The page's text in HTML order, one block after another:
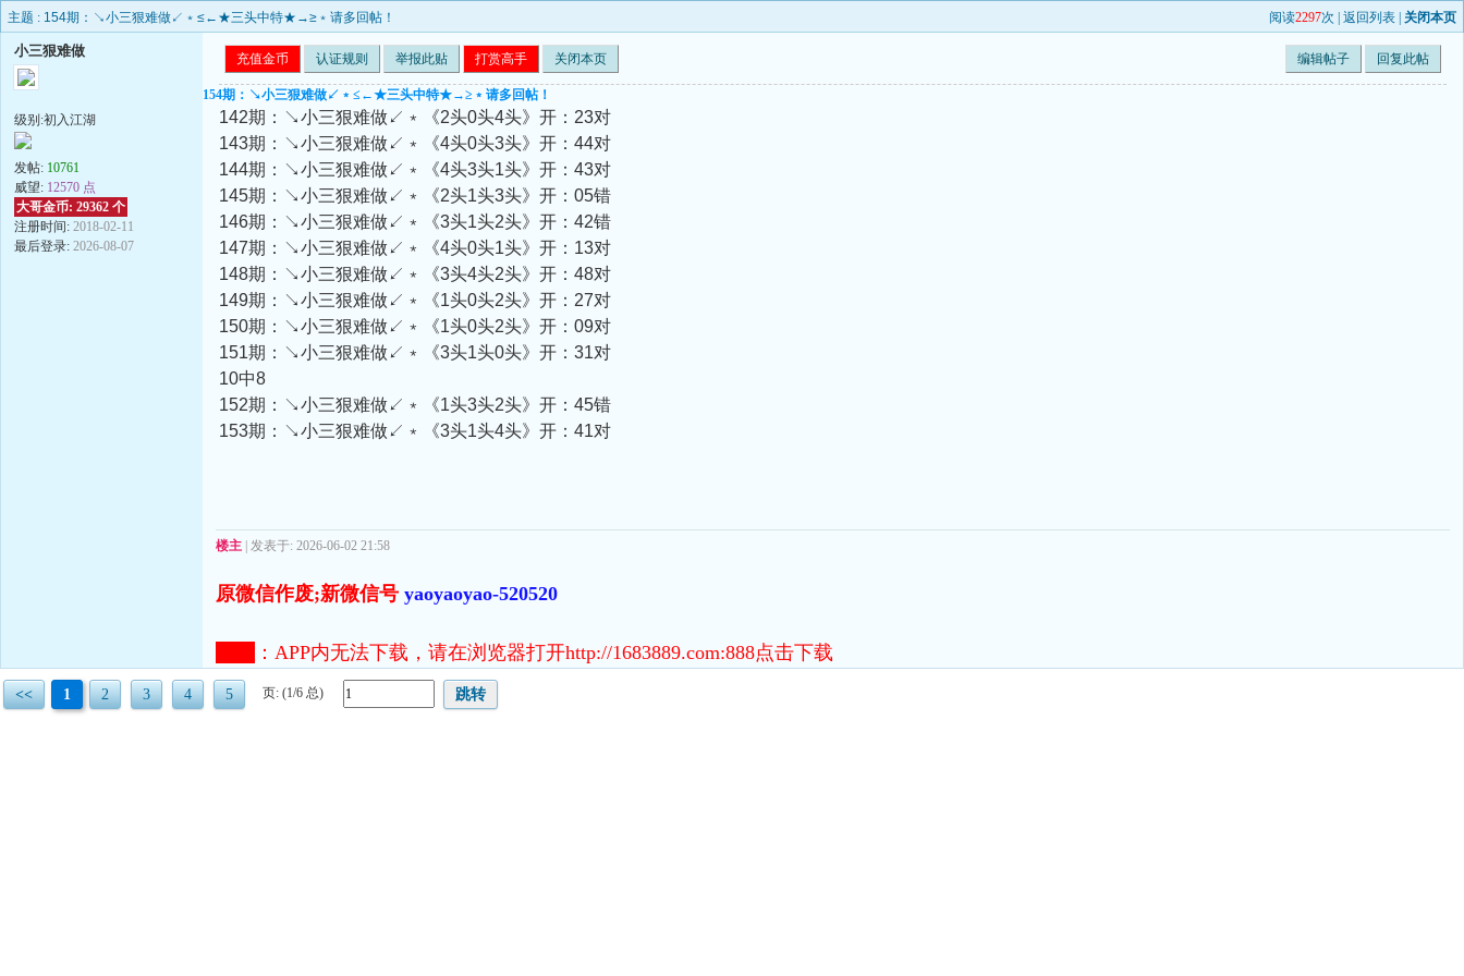
主题 : 154期：↘小三狠难做↙﹡≤←★三头中特★→≥﹡请多回帖！ 阅读2297次 | 返回列表 关闭本页
小三狠难做
级别:初入江湖
发帖: 10761
威望: 12570 点
大哥金币: 29362 个
注册时间: 2018-02-11
最后登录: 2026-08-07
充值金币 认证规则 举报此贴 打赏高手 关闭本页 编辑帖子 回复此帖
154期：↘小三狠难做↙﹡≤←★三头中特★→≥﹡请多回帖！
142期：↘小三狠难做↙﹡《2头0头4头》开：23对
143期：↘小三狠难做↙﹡《4头0头3头》开：44对
144期：↘小三狠难做↙﹡《4头3头1头》开：43对
145期：↘小三狠难做↙﹡《2头1头3头》开：05错
146期：↘小三狠难做↙﹡《3头1头2头》开：42错
147期：↘小三狠难做↙﹡《4头0头1头》开：13对
148期：↘小三狠难做↙﹡《3头4头2头》开：48对
149期：↘小三狠难做↙﹡《1头0头2头》开：27对
150期：↘小三狠难做↙﹡《1头0头2头》开：09对
151期：↘小三狠难做↙﹡《3头1头0头》开：31对
10中8
152期：↘小三狠难做↙﹡《1头3头2头》开：45错
153期：↘小三狠难做↙﹡《3头1头4头》开：41对
楼主 | 发表于: 2026-06-02 21:58
原微信作废;新微信号 yaoyaoyao-520520
： APP内无法下载，请在浏览器打开http://1683889.com:888点击下载
<< 1 2 3 4 5 页: (1/6 总) 跳转